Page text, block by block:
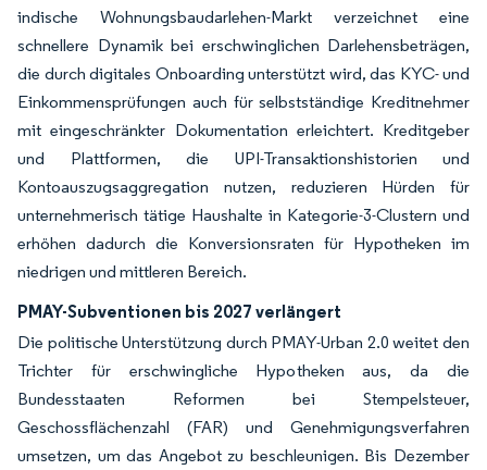
indische Wohnungsbaudarlehen-Markt verzeichnet eine
schnellere Dynamik bei erschwinglichen Darlehensbeträgen,
die durch digitales Onboarding unterstützt wird, das KYC- und
Einkommensprüfungen auch für selbstständige Kreditnehmer
mit eingeschränkter Dokumentation erleichtert. Kreditgeber
und Plattformen, die UPI-Transaktionshistorien und
Kontoauszugsaggregation nutzen, reduzieren Hürden für
unternehmerisch tätige Haushalte in Kategorie-3-Clustern und
erhöhen dadurch die Konversionsraten für Hypotheken im
niedrigen und mittleren Bereich.
PMAY-Subventionen bis 2027 verlängert
Die politische Unterstützung durch PMAY-Urban 2.0 weitet den
Trichter für erschwingliche Hypotheken aus, da die
Bundesstaaten Reformen bei Stempelsteuer,
Geschossflächenzahl (FAR) und Genehmigungsverfahren
umsetzen, um das Angebot zu beschleunigen. Bis Dezember